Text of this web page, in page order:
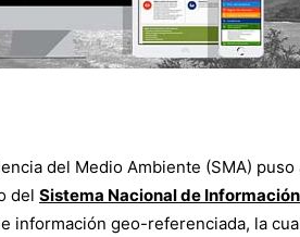
del Medio Ambiente (SMA)
del Sistema Nacional de
información geo-referenciada, la